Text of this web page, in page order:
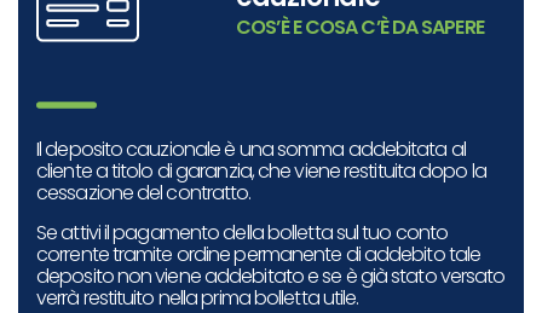
COS’È E COSA C’È DA SAPERE
Il deposito cauzionale è una somma addebitata al
cliente a titolo di garanzia, che viene restituita dopo la
cessazione del contratto.
Se attivi il pagamento della bolletta sul tuo conto
corrente tramite ordine permanente di addebito tale
deposito non viene addebitato e se è già stato versato
verrà restituito nella prima bolletta utile.